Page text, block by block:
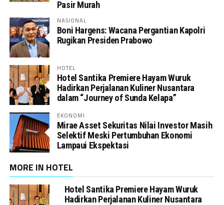
Pasir Murah
NASIONAL
Boni Hargens: Wacana Pergantian Kapolri
Rugikan Presiden Prabowo
HOTEL
Hotel Santika Premiere Hayam Wuruk
Hadirkan Perjalanan Kuliner Nusantara
dalam “Journey of Sunda Kelapa”
EKONOMI
Mirae Asset Sekuritas Nilai Investor Masih
Selektif Meski Pertumbuhan Ekonomi
Lampaui Ekspektasi
MORE IN HOTEL
Hotel Santika Premiere Hayam Wuruk
Hadirkan Perjalanan Kuliner Nusantara